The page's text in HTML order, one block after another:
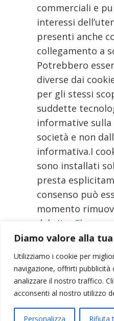
Diamo valore alla
Utilizziamo i cookie per
navigazione, offrirti
analizzare il nostro traffico.
acconsenti al nostro utilizzo
Personalizza Rifiuta
commerciali e
interessi
presenti anche
collegamento a
Potrebbero
diverse dai
per gli stessi
suddette
informative
società e non
informativa.I
sono installati
presta
consenso può
momento
dal sito: Chrome
Explorer–Opera
È possibile
cookies
browser.
comportare un
navigazione del